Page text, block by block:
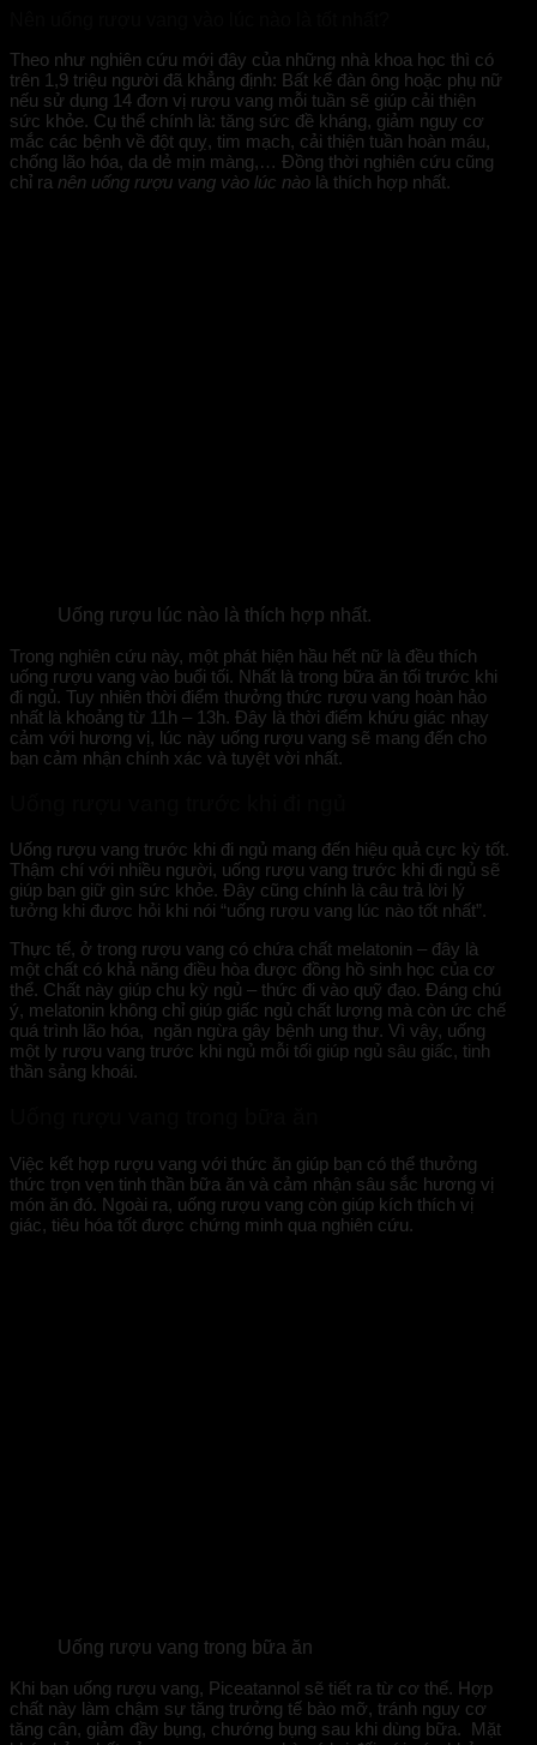
Theo như nghiên cứu mới đây của những nhà khoa học thì có
trên 1,9 triệu người đã khẳng định: Bất kể đàn ông hoặc phụ nữ
nếu sử dụng 14 đơn vị rượu vang mỗi tuần sẽ giúp cải thiện
sức khỏe. Cụ thể chính là: tăng sức đề kháng, giảm nguy cơ
mắc các bệnh về đột quỵ, tim mạch, cải thiện tuần hoàn máu,
chống lão hóa, da dẻ mịn màng,… Đồng thời nghiên cứu cũng
chỉ ra nên uống rượu vang vào lúc nào là thích hợp nhất.
Uống rượu lúc nào là thích hợp nhất.
Trong nghiên cứu này, một phát hiện hầu hết nữ là đều thích
uống rượu vang vào buổi tối. Nhất là trong bữa ăn tối trước khi
đi ngủ. Tuy nhiên thời điểm thưởng thức rượu vang hoàn hảo
nhất là khoảng từ 11h – 13h. Đây là thời điểm khứu giác nhạy
cảm với hương vị, lúc này uống rượu vang sẽ mang đến cho
bạn cảm nhận chính xác và tuyệt vời nhất.
Uống rượu vang trước khi đi ngủ mang đến hiệu quả cực kỳ tốt.
Thậm chí với nhiều người, uống rượu vang trước khi đi ngủ sẽ
giúp bạn giữ gìn sức khỏe. Đây cũng chính là câu trả lời lý
tưởng khi được hỏi khi nói “uống rượu vang lúc nào tốt nhất”.
Thực tế, ở trong rượu vang có chứa chất melatonin – đây là
một chất có khả năng điều hòa được đồng hồ sinh học của cơ
thể. Chất này giúp chu kỳ ngủ – thức đi vào quỹ đạo. Đáng chú
ý, melatonin không chỉ giúp giấc ngủ chất lượng mà còn ức chế
quá trình lão hóa, ngăn ngừa gây bệnh ung thư. Vì vậy, uống
một ly rượu vang trước khi ngủ mỗi tối giúp ngủ sâu giấc, tinh
thần sảng khoái.
Việc kết hợp rượu vang với thức ăn giúp bạn có thể thưởng
thức trọn vẹn tinh thần bữa ăn và cảm nhận sâu sắc hương vị
món ăn đó. Ngoài ra, uống rượu vang còn giúp kích thích vị
giác, tiêu hóa tốt được chứng minh qua nghiên cứu.
Uống rượu vang trong bữa ăn
Khi bạn uống rượu vang, Piceatannol sẽ tiết ra từ cơ thể. Hợp
chất này làm chậm sự tăng trưởng tế bào mỡ, tránh nguy cơ
tăng cân, giảm đầy bụng, chướng bụng sau khi dùng bữa. Mặt